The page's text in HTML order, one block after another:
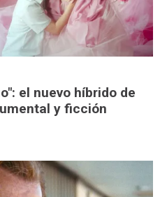
el nuevo híbrido de
y ficción